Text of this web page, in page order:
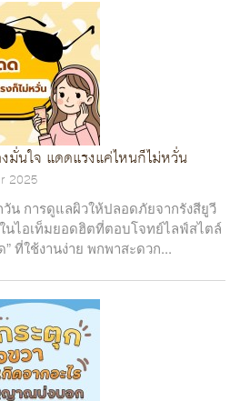
นใจ แดดแรงแค่ไหนก็ไม่หวั่น
2025
น การดูแลผิวให้ปลอดภัยจากรังสียูวี
นไอเท็มยอดฮิตที่ตอบโจทย์ไลฟ์สไตล์
ที่ใช้งานง่าย พกพาสะดวก...